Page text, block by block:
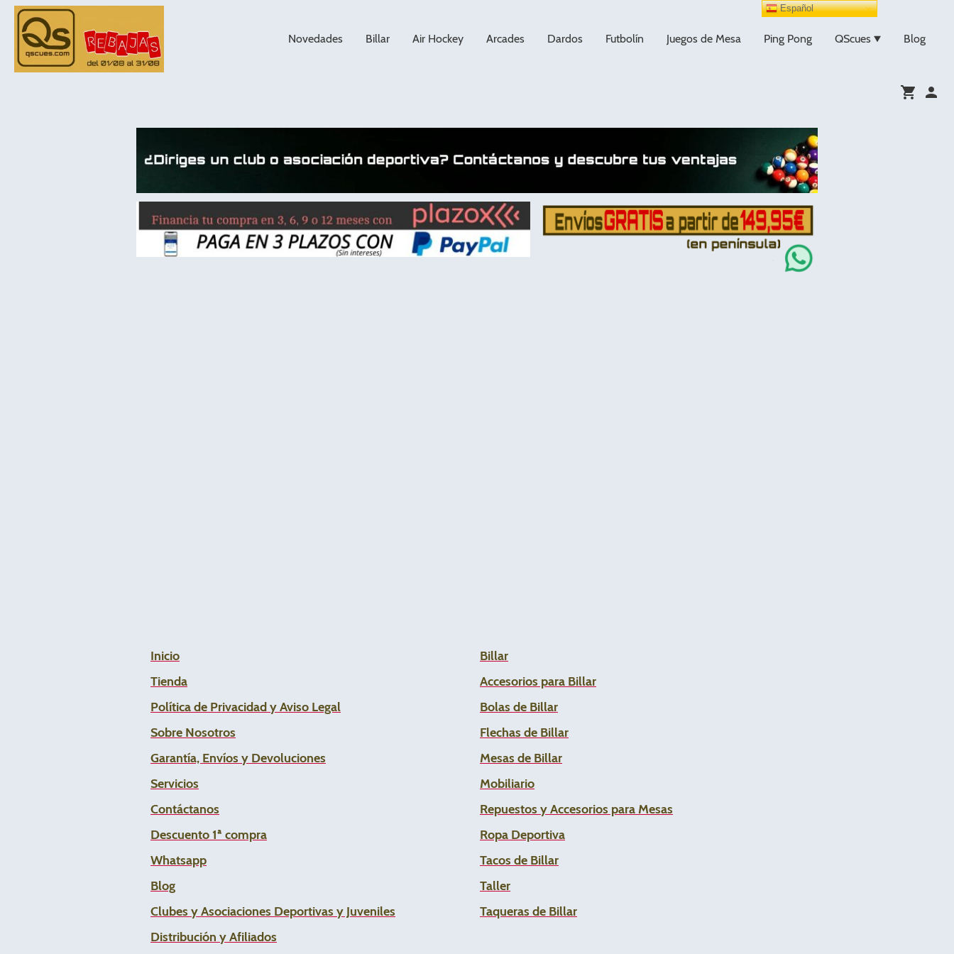
Novedades Billar Air Hockey Arcades Dardos Futbolín Juegos de Mesa Ping Pong QScues Blog
Inicio
Tienda
Política de Privacidad y Aviso Legal
Sobre Nosotros
Garantía, Envíos y Devoluciones
Servicios
Contáctanos
Descuento 1ª compra
Whatsapp
Blog
Clubes y Asociaciones Deportivas y Juveniles
Distribución y Afiliados
Billar
Accesorios para Billar
Bolas de Billar
Flechas de Billar
Mesas de Billar
Mobiliario
Repuestos y Accesorios para Mesas
Ropa Deportiva
Tacos de Billar
Taller
Taqueras de Billar
Español